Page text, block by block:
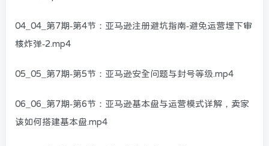
04_04_第7期-第4节：亚马逊注册避坑指南-避免运营埋下审
核炸弹-2.mp4
05_05_第7期-第5节：亚马逊安全问题与封号等级.mp4
06_06_第7期-第6节：亚马逊基本盘与运营模式详解，卖家
该如何搭建基本盘.mp4